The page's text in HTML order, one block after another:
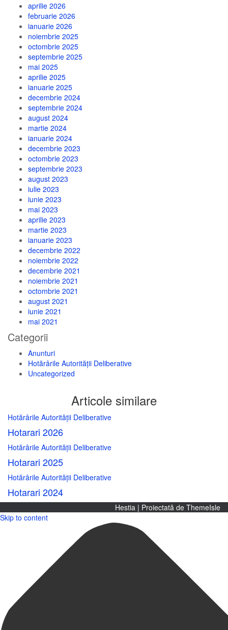
aprilie 2026
februarie 2026
ianuarie 2026
noiembrie 2025
octombrie 2025
septembrie 2025
mai 2025
aprilie 2025
ianuarie 2025
decembrie 2024
septembrie 2024
august 2024
martie 2024
ianuarie 2024
decembrie 2023
octombrie 2023
septembrie 2023
august 2023
iulie 2023
iunie 2023
mai 2023
aprilie 2023
martie 2023
ianuarie 2023
decembrie 2022
noiembrie 2022
decembrie 2021
noiembrie 2021
octombrie 2021
august 2021
iunie 2021
mai 2021
Categorii
Anunturi
Hotărârile Autorității Deliberative
Uncategorized
Articole similare
Hotărârile Autorității Deliberative
Hotarari 2026
Hotărârile Autorității Deliberative
Hotarari 2025
Hotărârile Autorității Deliberative
Hotarari 2024
Hestia | Proiectată de ThemeIsle
Skip to content